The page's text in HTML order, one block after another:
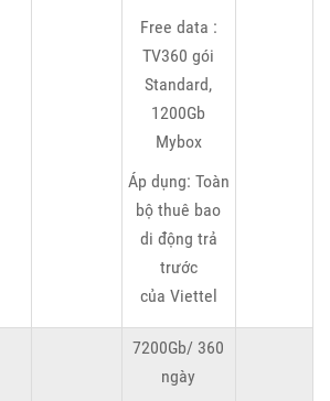
Free data :
TV360 gói
Standard,
1200Gb
Mybox
Áp dụng: Toàn
bộ thuê bao
di động trả
trước
của Viettel
7200Gb/ 360
ngày